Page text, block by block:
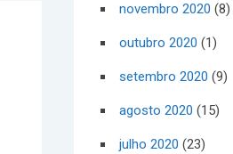
novembro 2020 (8)
outubro 2020 (1)
setembro 2020 (9)
agosto 2020 (15)
julho 2020 (23)